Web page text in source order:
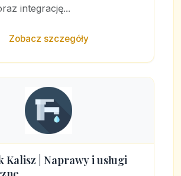
integrację...
Zobacz szczegóły
| Naprawy i usługi